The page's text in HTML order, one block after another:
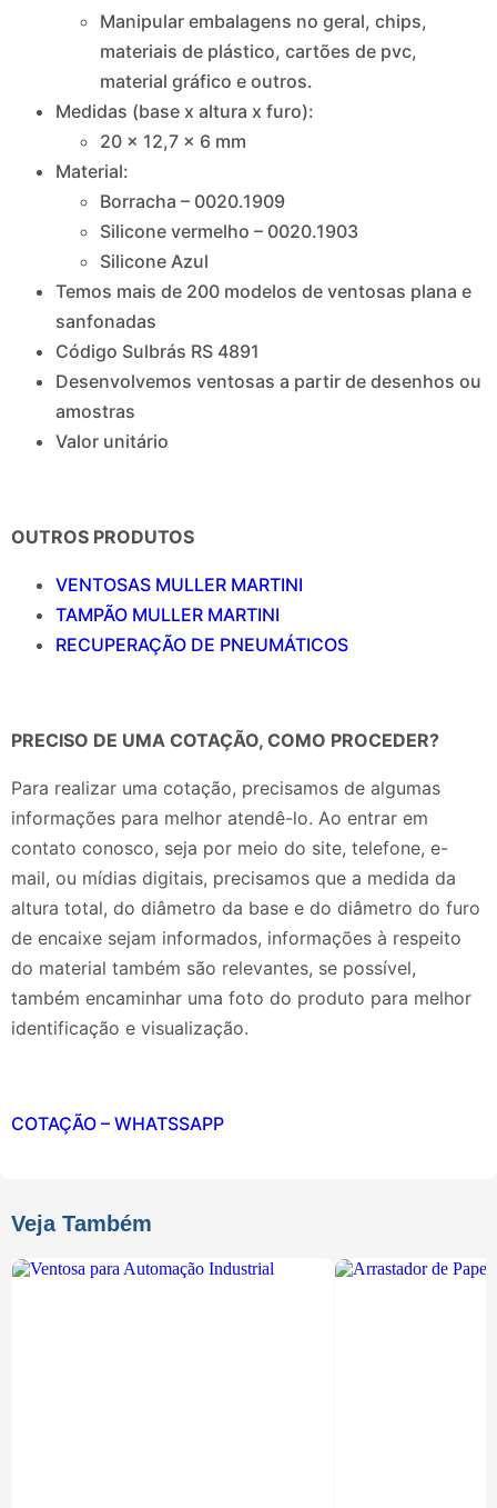
Manipular embalagens no geral, chips,
materiais de plástico, cartões de pvc,
material gráfico e outros.
Medidas (base x altura x furo):
20 x 12,7 x 6 mm
Material:
Borracha – 0020.1909
Silicone vermelho – 0020.1903
Silicone Azul
Temos mais de 200 modelos de ventosas plana e
sanfonadas
Código Sulbrás RS 4891
Desenvolvemos ventosas a partir de desenhos ou
amostras
Valor unitário
OUTROS PRODUTOS
VENTOSAS MULLER MARTINI
TAMPÃO MULLER MARTINI
RECUPERAÇÃO DE PNEUMÁTICOS
PRECISO DE UMA COTAÇÃO, COMO PROCEDER?
Para realizar uma cotação, precisamos de algumas
informações para melhor atendê-lo. Ao entrar em
contato conosco, seja por meio do site, telefone, e-
mail, ou mídias digitais, precisamos que a medida da
altura total, do diâmetro da base e do diâmetro do furo
de encaixe sejam informados, informações à respeito
do material também são relevantes, se possível,
também encaminhar uma foto do produto para melhor
identificação e visualização.
COTAÇÃO – WHATSSAPP
Veja Também